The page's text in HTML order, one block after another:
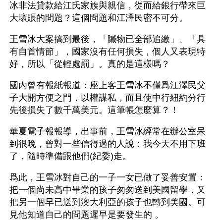
冰非法貸款給江氏家族與親信，從而給銀行帶來巨
大壞賬的問題？這個問題和江澤民密不可分。
王雪冰大案搞到最後，「贓物已全部追繳」、「具
有自首情節」，國家沒有任何損失，個人又表現特
好，所以「從輕處罰」。真的是這樣嗎？
國內曾有報紙報道：座上客王雪冰不僅爲江澤民父
子大開方便之門，以權謀私，而且使中行紐約分行
先後損失了數千萬美元。這筆帳怎麼算？！
華夏電子報報導，出事前，王雪冰經常在辦公室呆
到很晚，曾對一些信得過的人說：我今天不用下班
了，隨時準備跟他們(紀委)走。
爲此，王雪冰對自己的一子一女已做了妥善安置：
把一個尚未高中畢業的孩子匆匆送到美國留學，又
把另一個早已送到澳大利亞的孩子也轉到美國。可
見他知道自己的問題遲早是要發生的 。